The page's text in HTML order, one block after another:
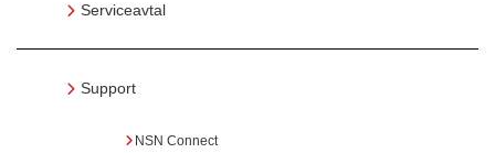
Serviceavtal
Support
NSN Connect